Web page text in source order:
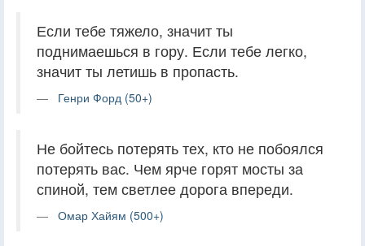
Если тебе тяжело, значит ты
поднимаешься в гору. Если тебе легко,
значит ты летишь в пропасть.
Генри Форд (50+)
Не бойтесь потерять тех, кто не побоялся
потерять вас. Чем ярче горят мосты за
спиной, тем светлее дорога впереди.
Омар Хайям (500+)